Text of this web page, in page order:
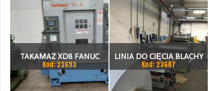
TAKAMAZ XD8 FANUC
21ITA TOKARKA CNC
Kod: 23693
LINIA DO CIĘCIA BLACHY
1.500 X 1,5 (2,5) MM
Kod: 23687